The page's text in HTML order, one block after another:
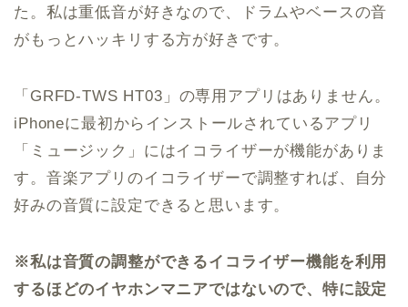
た。私は重低音が好きなので、ドラムやベースの音
がもっとハッキリする方が好きです。
「GRFD-TWS HT03」の専用アプリはありません。
iPhoneに最初からインストールされているアプリ
「ミュージック」にはイコライザーが機能がありま
す。音楽アプリのイコライザーで調整すれば、自分
好みの音質に設定できると思います。
※私は音質の調整ができるイコライザー機能を利用
するほどのイヤホンマニアではないので、特に設定